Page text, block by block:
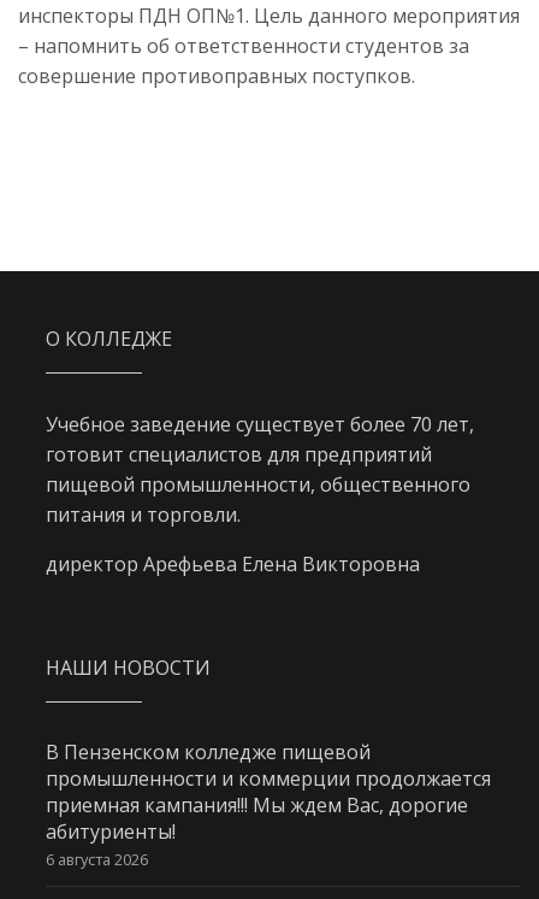
инспекторы ПДН ОП№1. Цель данного мероприятия
– напомнить об ответственности студентов за
совершение противоправных поступков.
О КОЛЛЕДЖЕ
Учебное заведение существует более 70 лет,
готовит специалистов для предприятий
пищевой промышленности, общественного
питания и торговли.
директор Арефьева Елена Викторовна
НАШИ НОВОСТИ
В Пензенском колледже пищевой
промышленности и коммерции продолжается
приемная кампания!!! Мы ждем Вас, дорогие
абитуриенты!
6 августа 2026